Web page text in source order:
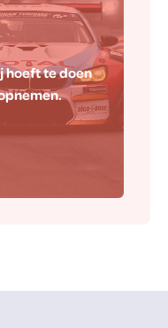
hoeft te doen